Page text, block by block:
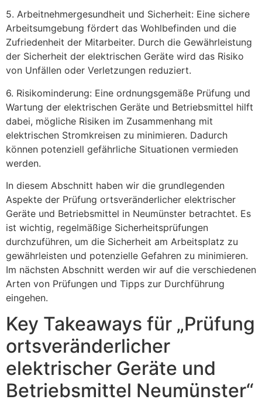
5. Arbeitnehmergesundheit und Sicherheit: Eine sichere
Arbeitsumgebung fördert das Wohlbefinden und die
Zufriedenheit der Mitarbeiter. Durch die Gewährleistung
der Sicherheit der elektrischen Geräte wird das Risiko
von Unfällen oder Verletzungen reduziert.
6. Risikominderung: Eine ordnungsgemäße Prüfung und
Wartung der elektrischen Geräte und Betriebsmittel hilft
dabei, mögliche Risiken im Zusammenhang mit
elektrischen Stromkreisen zu minimieren. Dadurch
können potenziell gefährliche Situationen vermieden
werden.
In diesem Abschnitt haben wir die grundlegenden
Aspekte der Prüfung ortsveränderlicher elektrischer
Geräte und Betriebsmittel in Neumünster betrachtet. Es
ist wichtig, regelmäßige Sicherheitsprüfungen
durchzuführen, um die Sicherheit am Arbeitsplatz zu
gewährleisten und potenzielle Gefahren zu minimieren.
Im nächsten Abschnitt werden wir auf die verschiedenen
Arten von Prüfungen und Tipps zur Durchführung
eingehen.
Key Takeaways für „Prüfung
ortsveränderlicher
elektrischer Geräte und
Betriebsmittel Neumünster“